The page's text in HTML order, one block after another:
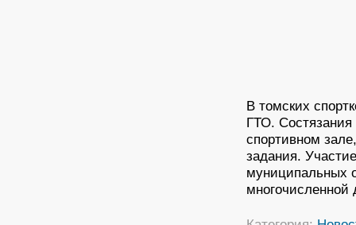
В томских
ГТО.
спортивном
задания.
муниципальных
многочисленной